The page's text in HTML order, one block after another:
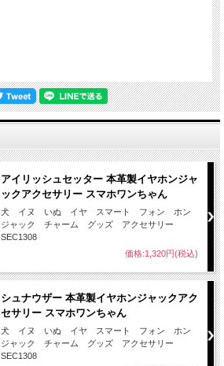
アイリッシュセッター 本革製イヤホンジャ
ックアクセサリー スマホワンちゃん
犬 イヌ いぬ イヤ スマート フォン ホン
ジャック チャーム グッズ アクセサリー
SEC1308
価格:1,320円(税込)
シュナウザー 本革製イヤホンジャックアク
セサリー スマホワンちゃん
犬 イヌ いぬ イヤ スマート フォン ホン
ジャック チャーム グッズ アクセサリー
SEC1308